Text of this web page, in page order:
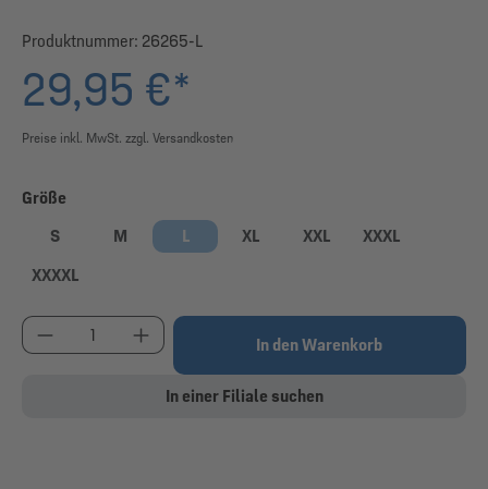
Produktnummer: 26265-L
29,95 €*
Preise inkl. MwSt. zzgl. Versandkosten
Größe
S
M L XL XXL
XXXL
XXXXL
Produkt Anzahl: Gib den gewünschten Wert ein
In den Warenkorb
In einer Filiale suchen